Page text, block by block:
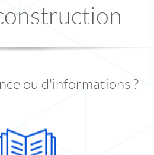
ou d'informations ?